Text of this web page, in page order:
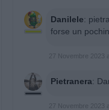
Danilele:
forse un
27 Novembre 2023
Pietranera:
27 Novembre 2023